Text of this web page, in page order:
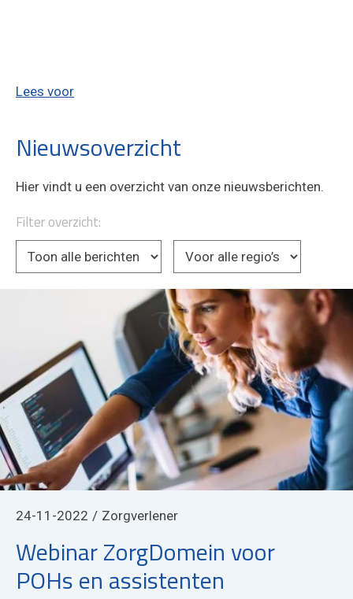
Lees voor
Nieuwsoverzicht
Hier vindt u een overzicht van onze nieuwsberichten.
Filter overzicht:
24-11-2022 Zorgverlener
Webinar ZorgDomein voor
POHs en assistenten